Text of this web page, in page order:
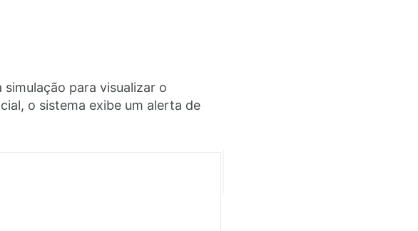
para visualizar o
o sistema exibe um alerta de